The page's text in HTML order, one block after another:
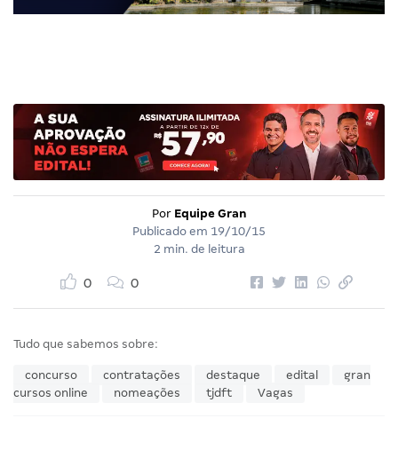
Por Equipe Gran
Publicado em 19/10/15
2 min. de leitura
0 0
Tudo que sabemos sobre:
concurso contratações destaque edital
gran
cursos online
nomeações tjdft Vagas